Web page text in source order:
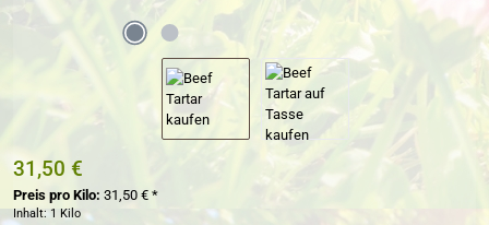
31,50 €
Preis pro Kilo: 31,50 € *
Inhalt: 1 Kilo